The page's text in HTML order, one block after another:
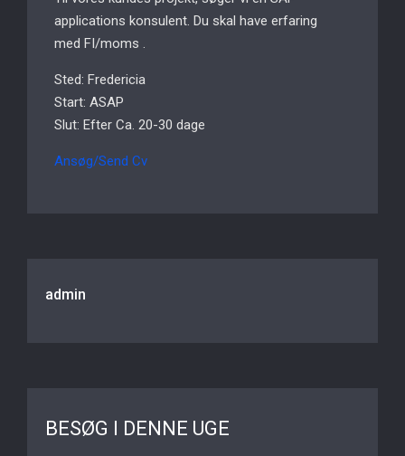
applications konsulent. Du skal have erfaring
med FI/moms .
Sted: Fredericia
Start: ASAP
Slut: Efter Ca. 20-30 dage
Ansøg/Send Cv
admin
BESØG I DENNE UGE